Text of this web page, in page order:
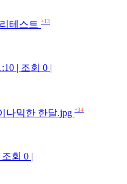
테스트 +13
| 조회 0 |
나믹한 한달.jpg +34
조회 0 |